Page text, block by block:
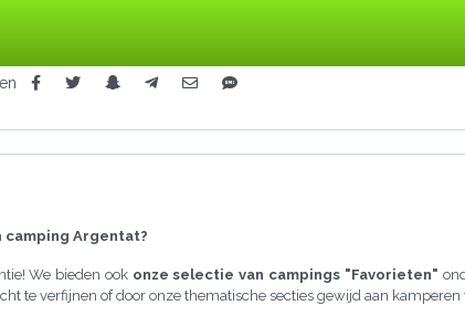
camping Argentat?
We bieden ook onze selectie van campings "Favorieten"
te verfijnen of door onze thematische secties gewijd aan kamperen